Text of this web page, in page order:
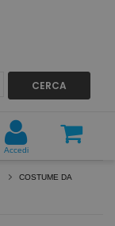
CERCA
Accedi
COSTUME DA